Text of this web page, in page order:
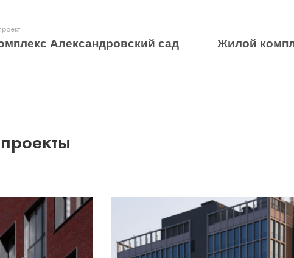
Александровский сад